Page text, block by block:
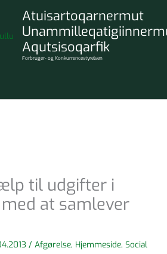
Atuisartoqarnermut
Aqutsisoqarfik
Forbruger- og Konkurrencestyrelsen
til udgifter i
at samlever
/Afgørelse, Hjemmeside,Social